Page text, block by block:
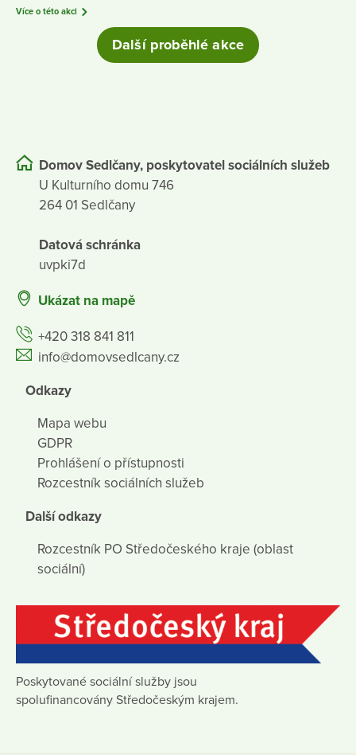
Více o této akci
Další proběhlé akce
Domov Sedlčany, poskytovatel sociálních služeb
U Kulturního domu 746
264 01 Sedlčany
Datová schránka
uvpki7d
Ukázat na mapě
+420 318 841 811
info@domovsedlcany.cz
Odkazy
Mapa webu
GDPR
Prohlášení o přístupnosti
Rozcestník sociálních služeb
Další odkazy
Rozcestník PO Středočeského kraje (oblast
sociální)
Poskytované sociální služby jsou
spolufinancovány Středočeským krajem.